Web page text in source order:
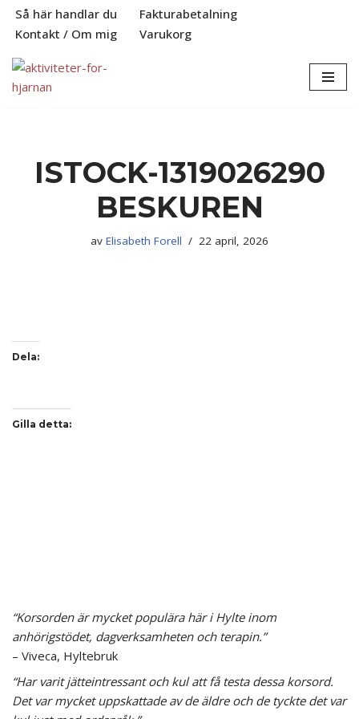
Hoppa
till
innehåll
Så här handlar du
Fakturabetalning
Kontakt / Om mig
Varukorg
ISTOCK-1319026290
BESKUREN
av Elisabeth Forell 22 april, 2026
Dela:
Gilla detta:
“Korsorden är mycket populära här i Hylte inom
anhörigstödet, dagverksamheten och terapin.”
– Viveca, Hyltebruk
“Har varit jätteintressant och kul att få testa dessa korsord.
Det var mycket uppskattade av de äldre och de tyckte det var